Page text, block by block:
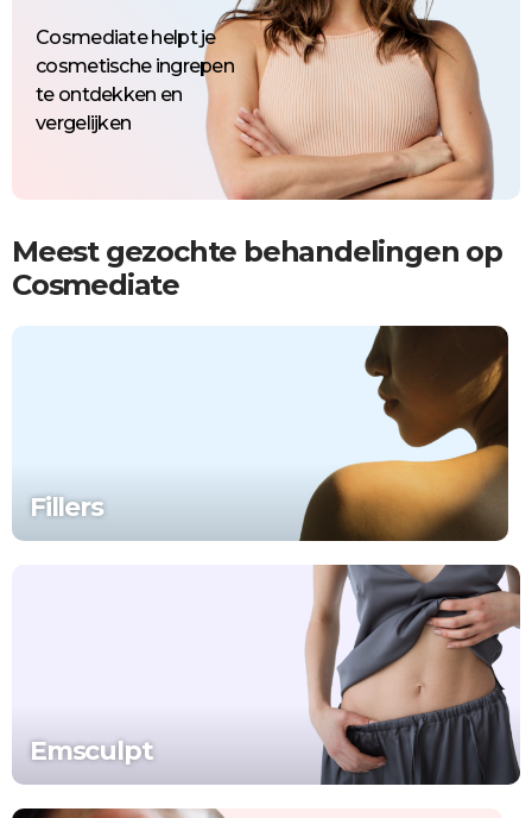
Cosmediate helpt je
cosmetische ingrepen
te ontdekken en
vergelijken
Meest gezochte behandelingen op
Cosmediate
Fillers
Emsculpt